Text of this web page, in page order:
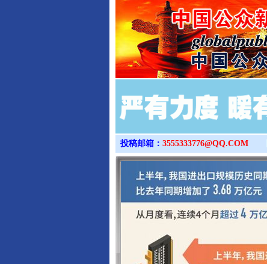
投稿邮箱： 3555333776@QQ.COM